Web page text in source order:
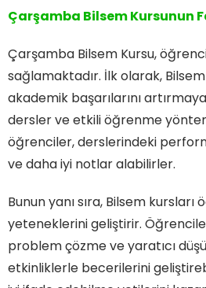
Çarşamba Bilsem Kursunun
Çarşamba Bilsem Kursu,
sağlamaktadır. İlk olarak,
akademik başarılarını
dersler ve etkili öğrenme
öğrenciler, derslerindeki
ve daha iyi notlar alabilirler.
Bunun yanı sıra, Bilsem
yeteneklerini geliştirir.
problem çözme ve yaratıcı
etkinliklerle becerilerini